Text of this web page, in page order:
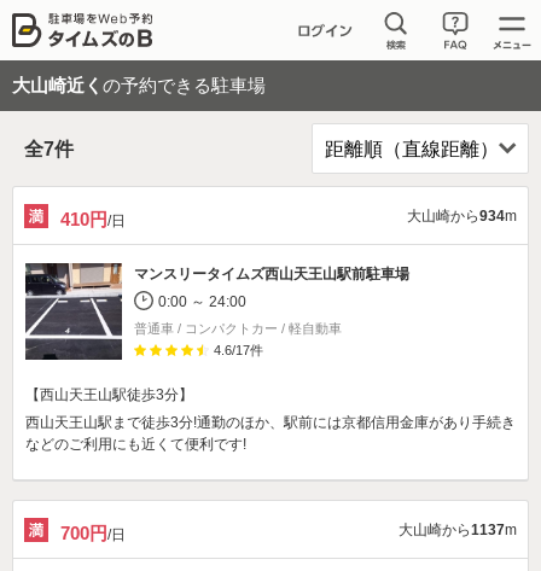
大山崎近く の予約できる駐車場
全7件
410円/日 大山崎から934m
マンスリータイムズ西山天王山駅前駐車場
0:00 ～ 24:00
普通車 / コンパクトカー / 軽自動車
4.6/17件
【西山天王山駅徒歩3分】
西山天王山駅まで徒歩3分!通勤のほか、駅前には京都信用金庫があり手続き
などのご利用にも近くて便利です!
700円/日 大山崎から1137m